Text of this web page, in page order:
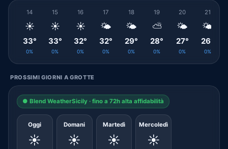
14
☀️
33°
0%
15
☀️
33°
0%
16
☀️
32°
0%
17
🌤️
32°
0%
18
🌤️
29°
0%
19
⛅
28°
0%
20
🌤️
27°
0%
21
🌤️
26°
0%
PROSSIMI GIORNI A GROTTE
● Blend WeatherSicily · fino a 72h alta affidabilità
Oggi
☀️
Domani
☀️
Martedì
☀️
Mercoledì
☀️